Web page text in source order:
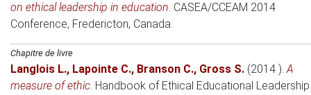
on ethical leadership in education. CASEA/CCEAM 2014
Conference, Fredericton, Canada.
Chapitre de livre
Langlois L., Lapointe C., Branson C., Gross S. (2014 ).A
measure of ethic. Handbook of Ethical Educational Leadership